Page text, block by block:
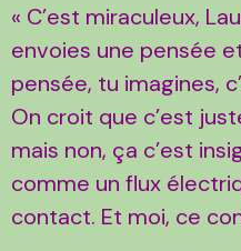
« C’est miraculeux,
envoies une pensée
pensée, tu imagines,
On croit que c’est
mais non, ça c’est
comme un flux
contact. Et moi, ce